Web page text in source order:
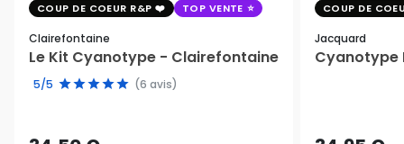
COUP DE COEUR R&P TOP VENTE
Clairefontaine
Le Kit Cyanotype - Clairefontaine
5/5 (6 avis)
COUP DE
Jacquard
Cyanotype